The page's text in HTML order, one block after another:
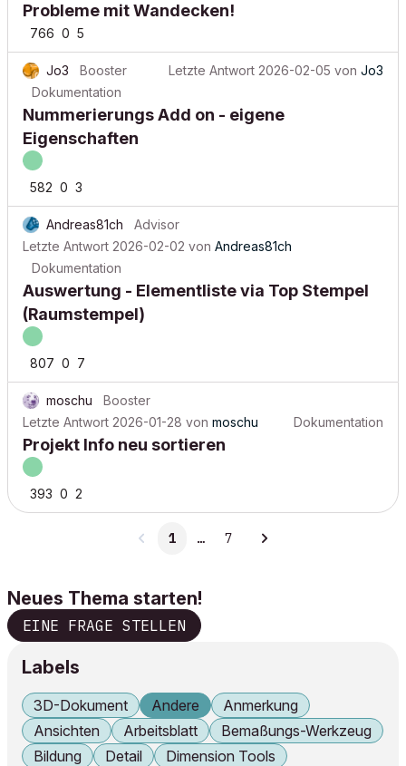
Probleme mit Wandecken!
766 0 5
Jo3 Booster Letzte Antwort 2026-02-05 von Jo3
Dokumentation
Nummerierungs Add on - eigene
Eigenschaften
582 0 3
Andreas81ch
Advisor
Letzte Antwort 2026-02-02 von Andreas81ch
Dokumentation
Auswertung - Elementliste via Top Stempel
(Raumstempel)
807 0 7
moschu
Booster
Letzte Antwort 2026-01-28 von moschu Dokumentation
Projekt Info neu sortieren
393 0 2
1 … 7
Neues Thema starten!
EINE FRAGE STELLEN
Labels
3D-Dokument Andere
Anmerkung
Ansichten
Arbeitsblatt
Bemaßungs-Werkzeug
Bildung
Detail
Dimension Tools